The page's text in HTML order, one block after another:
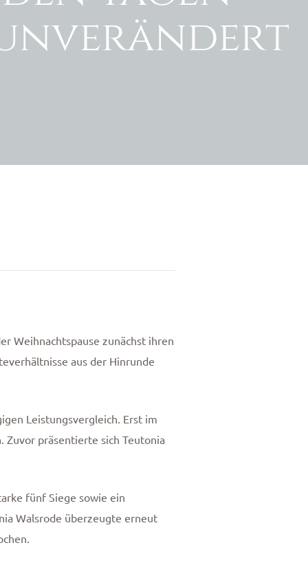
Weihnachtspause zunächst ihren
aus der Hinrunde
Leistungsvergleich. Erst im
Zuvor präsentierte sich Teutonia
fünf Siege sowie ein
Walsrode überzeugte erneut